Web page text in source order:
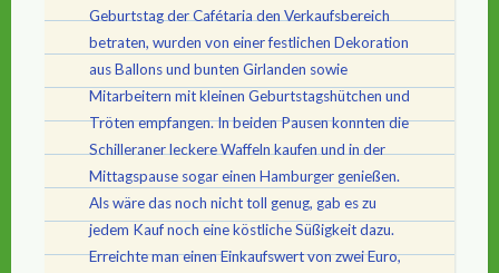
Geburtstag der Cafétaria den Verkaufsbereich
betraten, wurden von einer festlichen Dekoration
aus Ballons und bunten Girlanden sowie
Mitarbeitern mit kleinen Geburtstagshütchen und
Tröten empfangen. In beiden Pausen konnten die
Schilleraner leckere Waffeln kaufen und in der
Mittagspause sogar einen Hamburger genießen.
Als wäre das noch nicht toll genug, gab es zu
jedem Kauf noch eine köstliche Süßigkeit dazu.
Erreichte man einen Einkaufswert von zwei Euro,